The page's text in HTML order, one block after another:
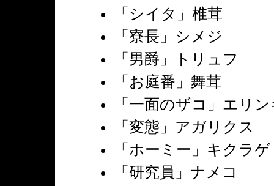
「シイタ」椎茸
「寮長」シメジ
「男爵」トリュフ
「お庭番」舞茸
「一面のザコ」エリ
「変態」アガリクス
「ホーミー」キクラゲ
「研究員」ナメコ